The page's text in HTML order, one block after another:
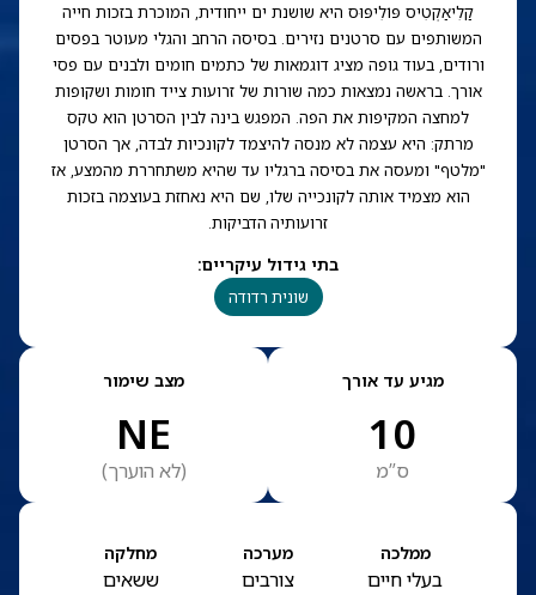
קַלִיאַקְטִיס פּוֹלִיפּוּס היא שושנת ים ייחודית, המוכרת בזכות חייה
המשותפים עם סרטנים נזירים. בסיסה הרחב והגלי מעוטר בפסים
ורודים, בעוד גופה מציג דוגמאות של כתמים חומים ולבנים עם פסי
אורך. בראשה נמצאות כמה שורות של זרועות צייד חומות ושקופות
למחצה המקיפות את הפה. המפגש בינה לבין הסרטן הוא טקס
מרתק: היא עצמה לא מנסה להיצמד לקונכיות לבדה, אך הסרטן
"מלטף" ומעסה את בסיסה ברגליו עד שהיא משתחררת מהמצע, אז
הוא מצמיד אותה לקונכייה שלו, שם היא נאחזת בעוצמה בזכות
זרועותיה הדביקות.
בתי גידול עיקריים:
שונית רדודה
מגיע עד אורך
10
ס”מ
מצב שימור
NE
(לא הוערך)
ממלכה
בעלי חיים
מערכה
צורבים
מחלקה
ששאים